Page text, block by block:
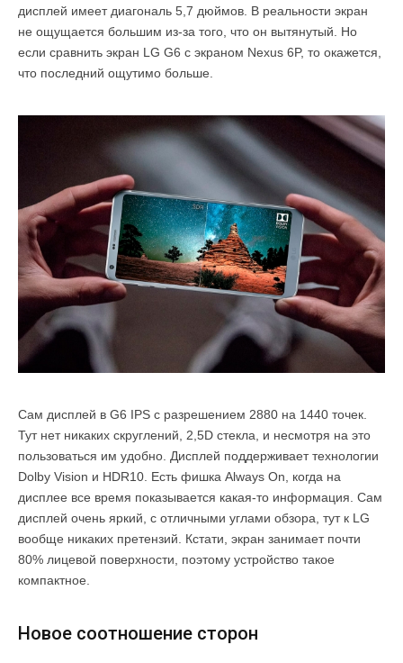
дисплей имеет диагональ 5,7 дюймов. В реальности экран
не ощущается большим из-за того, что он вытянутый. Но
если сравнить экран LG G6 с экраном Nexus 6P, то окажется,
что последний ощутимо больше.
Сам дисплей в G6 IPS с разрешением 2880 на 1440 точек.
Тут нет никаких скруглений, 2,5D стекла, и несмотря на это
пользоваться им удобно. Дисплей поддерживает технологии
Dolby Vision и HDR10. Есть фишка Always On, когда на
дисплее все время показывается какая-то информация. Сам
дисплей очень яркий, с отличными углами обзора, тут к LG
вообще никаких претензий. Кстати, экран занимает почти
80% лицевой поверхности, поэтому устройство такое
компактное.
Новое соотношение сторон